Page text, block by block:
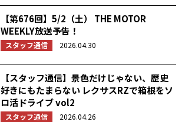
【第676回】5/2（土） THE MOTOR
WEEKLY放送予告！
スタッフ通信 2026.04.30
【スタッフ通信】景色だけじゃない、歴史
好きにもたまらない レクサスRZで箱根をソ
ロ活ドライブ vol2
スタッフ通信 2026.04.26